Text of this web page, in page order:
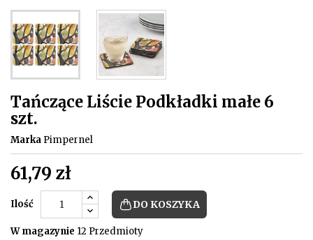
Tańczące Liście Podkładki małe 6
szt.
Marka Pimpernel
61,79 zł
Ilość DO KOSZYKA
W magazynie 12 Przedmioty